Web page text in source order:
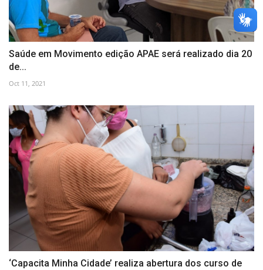
Saúde em Movimento edição APAE será realizado dia 20
de...
Oct 11, 2021
‘Capacita Minha Cidade’ realiza abertura dos curso de